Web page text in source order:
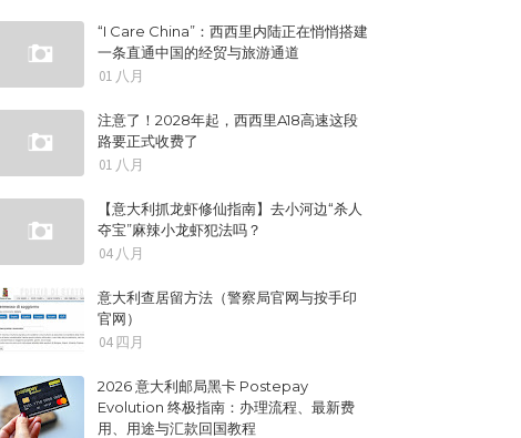
“I Care China”：西西里内陆正在悄悄搭建
一条直通中国的经贸与旅游通道
01 八月
注意了！2028年起，西西里A18高速这段
路要正式收费了
01 八月
【意大利抓龙虾修仙指南】去小河边“杀人
夺宝”麻辣小龙虾犯法吗？
04 八月
意大利查居留方法（警察局官网与按手印
官网）
04 四月
2026 意大利邮局黑卡 Postepay
Evolution 终极指南：办理流程、最新费
用、用途与汇款回国教程